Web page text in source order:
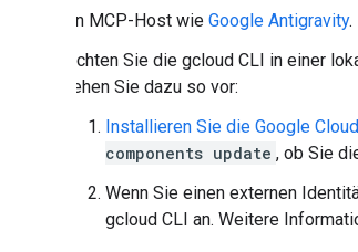
Ein MCP-Host wie Google Antigravity.
Richten Sie die gcloud CLI in einer
Gehen Sie dazu so vor:
Installieren Sie die Google
components update , ob Sie
Wenn Sie einen externen
gcloud CLI an. Weitere